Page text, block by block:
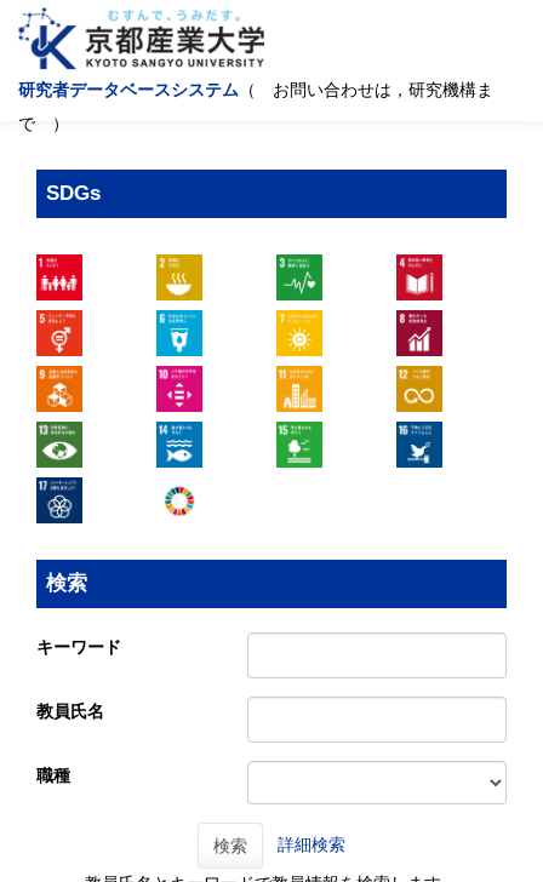
研究者データベースシステム （ お問い合わせは，研究機構ま
で ）
SDGs
検索
キーワード
教員氏名
職種
検索 詳細検索